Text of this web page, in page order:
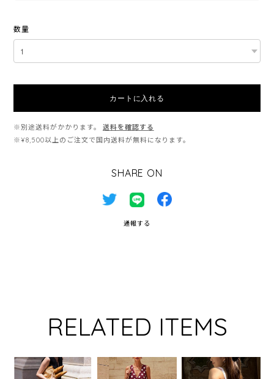
数量
カートに入れる
※別途送料がかかります。
送料を確認する
※¥8,500以上のご注文で国内送料が無料になります。
SHARE ON
通報する
RELATED ITEMS